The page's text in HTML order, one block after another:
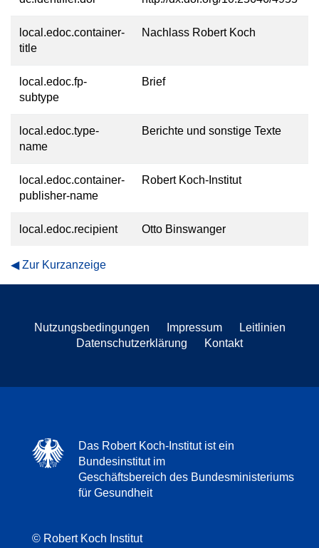
local.edoc.container-
title
Nachlass Robert Koch
local.edoc.fp-
subtype
Brief
local.edoc.type-
name
Berichte und sonstige Texte
local.edoc.container-
publisher-name
Robert Koch-Institut
local.edoc.recipient Otto Binswanger
Zur Kurzanzeige
Nutzungsbedingungen Impressum
Leitlinien
Datenschutzerklärung
Kontakt
Das Robert Koch-Institut ist ein
Bundesinstitut im
Geschäftsbereich des Bundesministeriums
für Gesundheit
© Robert Koch Institut